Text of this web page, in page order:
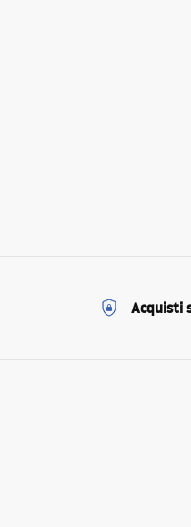
Acquisti